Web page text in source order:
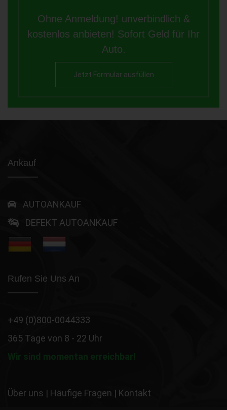
Ohne Anmeldung! unverbindlich &
kostenlos anbieten! Sofort Geld für Ihr
Auto.
Jetzt Formular ausfüllen
Ankauf
AUTOANKAUF
DEFEKT AUTOANKAUF
Rufen Sie Uns An
+49 (0)800-0044333
365 Tage von 8 - 22 Uhr
Wir sind momentan erreichbar!
Über uns | Häufige Fragen | Kontakt